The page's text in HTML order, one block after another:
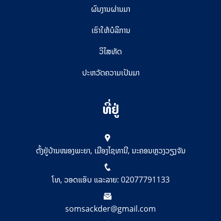
ຜົນງານຜ່ານມາ
ເຮົາໃຫ້ບໍລິການ
ວິໄສທັດ
ປະຫວັດຄວາມເປັນມາ
ທີ່ຢູ່
ຕັ້ງຢູ່ບ້ານໜອງພະຍາ, ເມືອງໄຊທານີ, ນະຄອນຫຼວງວຽງຈັນ
ໂທ, ວອດແອັບ ແລະລາຍ: 02077791133
somsackder@gmail.com